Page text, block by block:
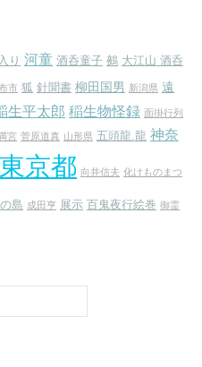
り 河童 酒呑童子 鵺 大江山 酒呑
市 狐 針聞書 柳田国男 新潟県 遠
生平太郎 稲生物怪録 面掛行列
宮 菅原道真 山形県 五頭龍.龍 神奈
東京都 向井信夫 化けものまつ
島 成田亨 展示 百鬼夜行絵巻 御霊